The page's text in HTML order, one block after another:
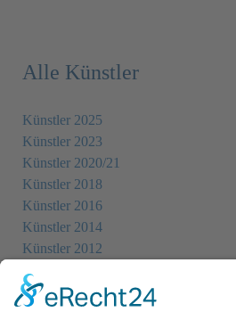
Alle Künstler
Künstler 2025
Künstler 2023
Künstler 2020/21
Künstler 2018
Künstler 2016
Künstler 2014
Künstler 2012
Künstler 2008